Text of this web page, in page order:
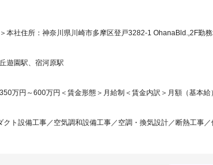
本社住所：神奈川県川崎市多摩区登戸3282-1 OhanaBld.,2F勤
遊園駅、宿河原駅
万円～600万円＜賃金形態＞月給制＜賃金内訳＞月額（基本
クト設備工事／空気調和設備工事／空調・換気設計／断熱工事